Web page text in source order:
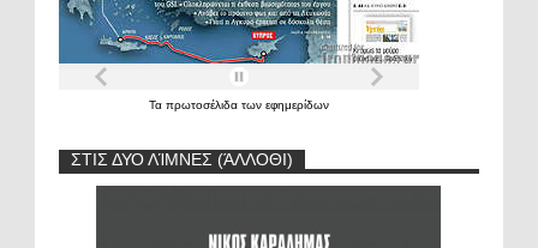
Τα πρωτοσέλιδα των εφημερίδων
ΣΤΙΣ ΔΥΟ ΛΊΜΝΕΣ (ΆΛΛΟΘΙ)